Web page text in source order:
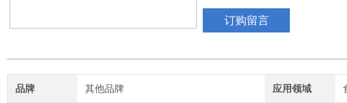
热源走向为：
自动化程度高，24小时实时监控， 时
订购留言
品牌 其他品牌 应用领域